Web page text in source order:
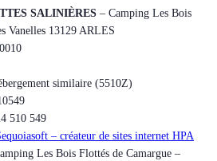
SALINIÈRES – Camping Les Bois
Vanelles 13129 ARLES
similaire (5510Z)
510 549
– créateur de sites internet HPA
Les Bois Flottés de Camargue –